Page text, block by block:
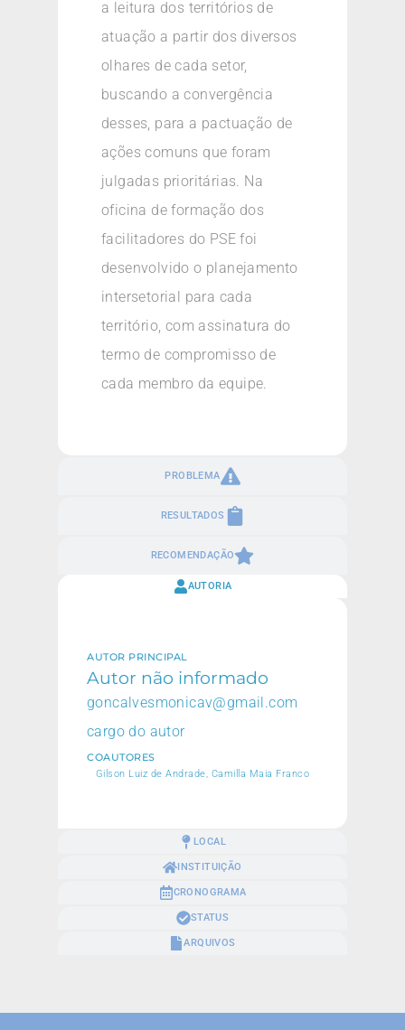
PROBLEMA
RESULTADOS
RECOMENDAÇÃO
a leitura dos territórios de
atuação a partir dos diversos
olhares de cada setor,
buscando a convergência
desses, para a pactuação de
ações comuns que foram
julgadas prioritárias. Na
oficina de formação dos
facilitadores do PSE foi
desenvolvido o planejamento
intersetorial para cada
território, com assinatura do
termo de compromisso de
cada membro da equipe.
AUTORIA
LOCAL
INSTITUIÇÃO
CRONOGRAMA
STATUS
ARQUIVOS
AUTOR PRINCIPAL
Autor não informado
goncalvesmonicav@gmail.com
cargo do autor
COAUTORES
Gilson Luiz de Andrade, Camilla Maia Franco